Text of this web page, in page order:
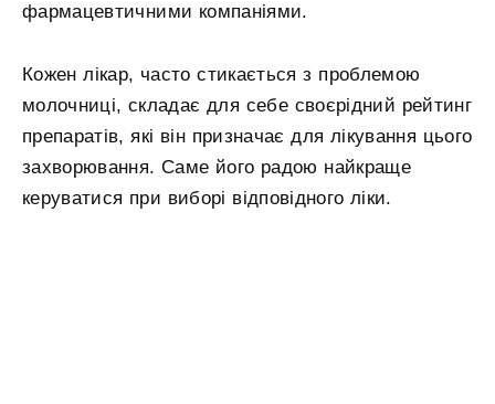
фармацевтичними компаніями.
Кожен лікар, часто стикається з проблемою
молочниці, складає для себе своєрідний рейтинг
препаратів, які він призначає для лікування цього
захворювання. Саме його радою найкраще
керуватися при виборі відповідного ліки.